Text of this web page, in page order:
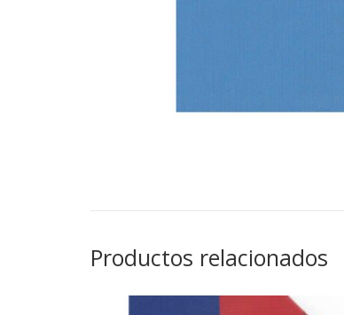
Productos relacionados